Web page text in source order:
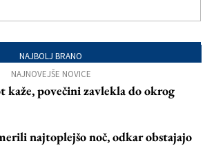
NAJBOLJ BRANO
NAJNOVEJŠE NOVICE
kaže, povečini zavlekla do okrog
najtoplejšo noč, odkar obstajajo